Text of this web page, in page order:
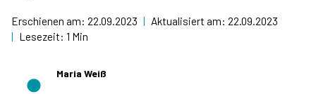
Erschienen am: 22.09.2023 | Aktualisiert am: 22.09.2023
| Lesezeit: 1 Min
Maria Weiß